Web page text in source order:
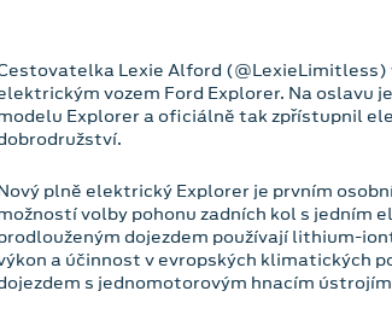
Lexie Alford
vozem Ford Explorer. Na oslavu
Explorer a oficiálně tak zpřístupnil
plně elektrický Explorer je prvním
volby pohonu zadních kol s jedním
dojezdem používají lithium-
a účinnost v evropských klimatických
s jednomotorovým hnacím